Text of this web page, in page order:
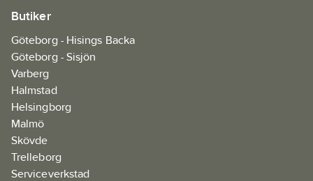
Butiker
Göteborg - Hisings Backa
Göteborg - Sisjön
Varberg
Halmstad
Helsingborg
Malmö
Skövde
Trelleborg
Serviceverkstad